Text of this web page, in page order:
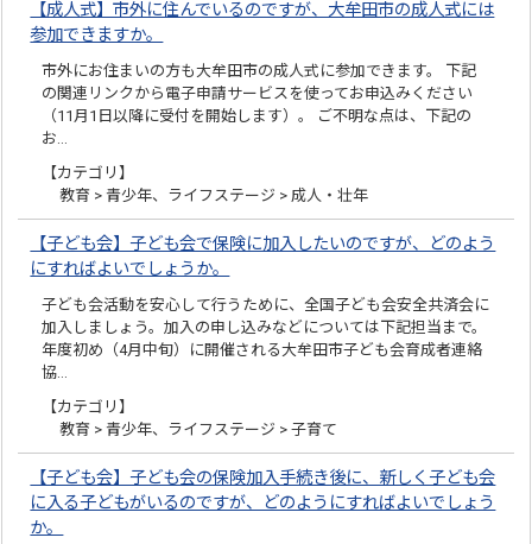
【成人式】市外に住んでいるのですが、大牟田市の成人式には
参加できますか。
市外にお住まいの方も大牟田市の成人式に参加できます。 下記
の関連リンクから電子申請サービスを使ってお申込みください
（11月1日以降に受付を開始します）。 ご不明な点は、下記の
お…
【カテゴリ】
教育 > 青少年、ライフステージ > 成人・壮年
【子ども会】子ども会で保険に加入したいのですが、どのよう
にすればよいでしょうか。
子ども会活動を安心して行うために、全国子ども会安全共済会に
加入しましょう。加入の申し込みなどについては下記担当まで。
年度初め（4月中旬）に開催される大牟田市子ども会育成者連絡
協…
【カテゴリ】
教育 > 青少年、ライフステージ > 子育て
【子ども会】子ども会の保険加入手続き後に、新しく子ども会
に入る子どもがいるのですが、どのようにすればよいでしょう
か。